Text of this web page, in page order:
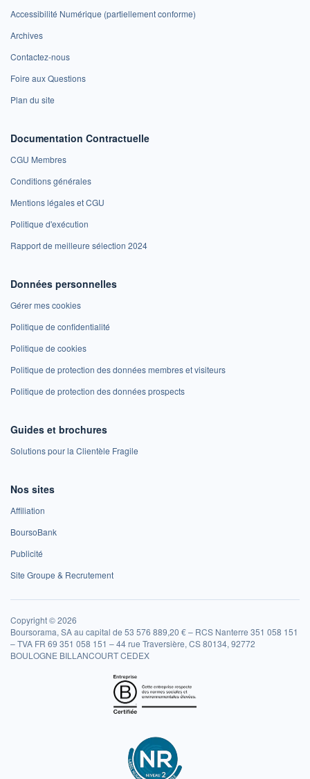
Accessibilité Numérique (partiellement conforme)
Archives
Contactez-nous
Foire aux Questions
Plan du site
Documentation Contractuelle
CGU Membres
Conditions générales
Mentions légales et CGU
Politique d'exécution
Rapport de meilleure sélection 2024
Données personnelles
Gérer mes cookies
Politique de confidentialité
Politique de cookies
Politique de protection des données membres et visiteurs
Politique de protection des données prospects
Guides et brochures
Solutions pour la Clientèle Fragile
Nos sites
Affiliation
BoursoBank
Publicité
Site Groupe & Recrutement
Copyright © 2026
Boursorama, SA au capital de 53 576 889,20 € – RCS Nanterre 351 058 151
– TVA FR 69 351 058 151 – 44 rue Traversière, CS 80134, 92772
BOULOGNE BILLANCOURT CEDEX